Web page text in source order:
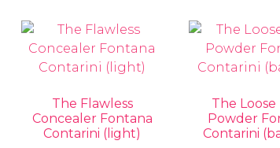
The Flawless
Concealer Fontana
Contarini (light)
The Loose
Powder
Contarini